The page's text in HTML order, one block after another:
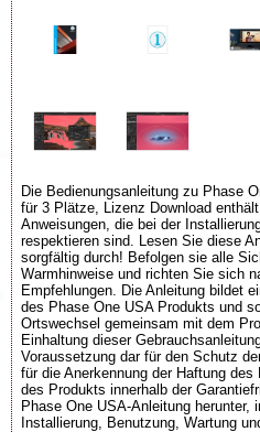
Die Bedienungsanleitung zu Phase
für 3 Plätze, Lizenz Download
Anweisungen, die bei der
respektieren sind. Lesen Sie diese
sorgfältig durch! Befolgen sie alle
Warmhinweise und richten Sie sich
Empfehlungen. Die Anleitung bildet
des Phase One USA Produkts und
Ortswechsel gemeinsam mit dem
Einhaltung dieser
Voraussetzung dar für den Schutz
für die Anerkennung der Haftung des
des Produkts innerhalb der
Phase One USA-Anleitung herunter,
Installierung, Benutzung, Wartung